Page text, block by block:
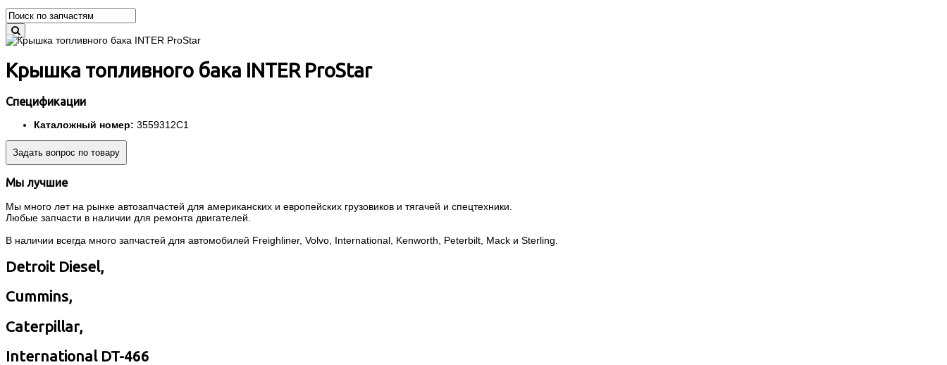
Крышка топливного бака INTER ProStar
Спецификации
Каталожный номер: 3559312C1
Задать вопрос по товару
Мы лучшие
Мы много лет на рынке автозапчастей для американских и европейских грузовиков и тягачей и спецтехники.
Любые запчасти в наличии для ремонта двигателей.
В наличии всегда много запчастей для автомобилей Freighliner, Volvo, International, Kenworth, Peterbilt, Mack и Sterling.
Detroit Diesel,
Cummins,
Caterpillar,
International DT-466